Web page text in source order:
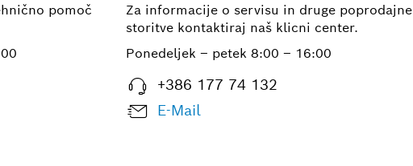
pomoč
Za informacije o servisu in druge poprodajne
storitve kontaktiraj naš klicni center.
Ponedeljek – petek 8:00 – 16:00
+386 177 74 132
E-Mail